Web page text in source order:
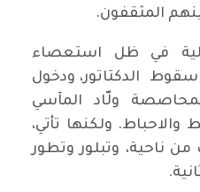
المثقفون.
في ظل استعصاء
الدكتاتور، ودخول
ولّاد المآسي
ولكنها تأتي،
من ناحية، وتبلور وتطور